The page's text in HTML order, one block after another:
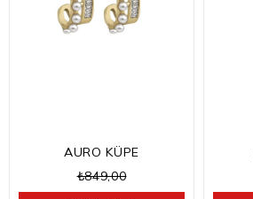
AURO KÜPE
₺849,00